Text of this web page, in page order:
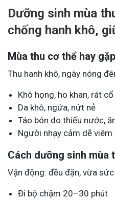
Dưỡng sinh mùa
chống hanh khô,
Mùa thu cơ thể hay
Thu hanh khô, ngày nóng
Khô họng, ho khan, rát cổ
Da khô, ngứa, nứt nẻ
Táo bón do thiếu nước,
Người nhạy cảm dễ viêm
Cách dưỡng sinh mùa
Vận động: đều đặn, vừa sức
Đi bộ chậm 20–30 phút